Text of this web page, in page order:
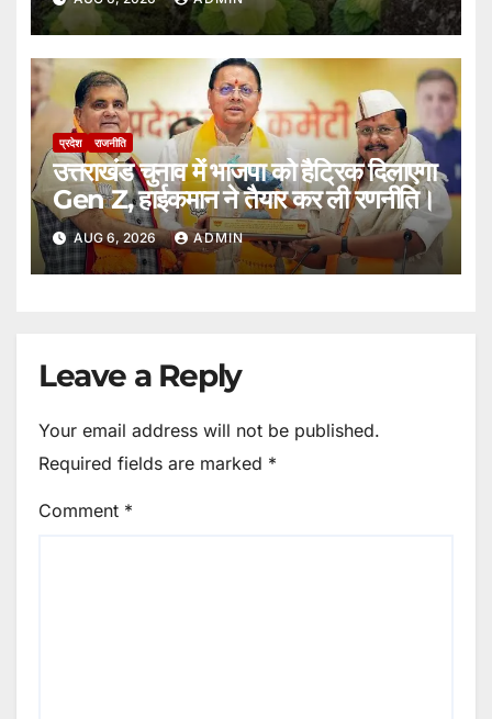
प्रदेश राजनीति
उत्तराखंड चुनाव में भाजपा को हैट्रिक दिलाएगा
Gen Z, हाईकमान ने तैयार कर ली रणनीति।
AUG 6, 2026 ADMIN
Leave a Reply
Your email address will not be published.
Required fields are marked *
Comment *